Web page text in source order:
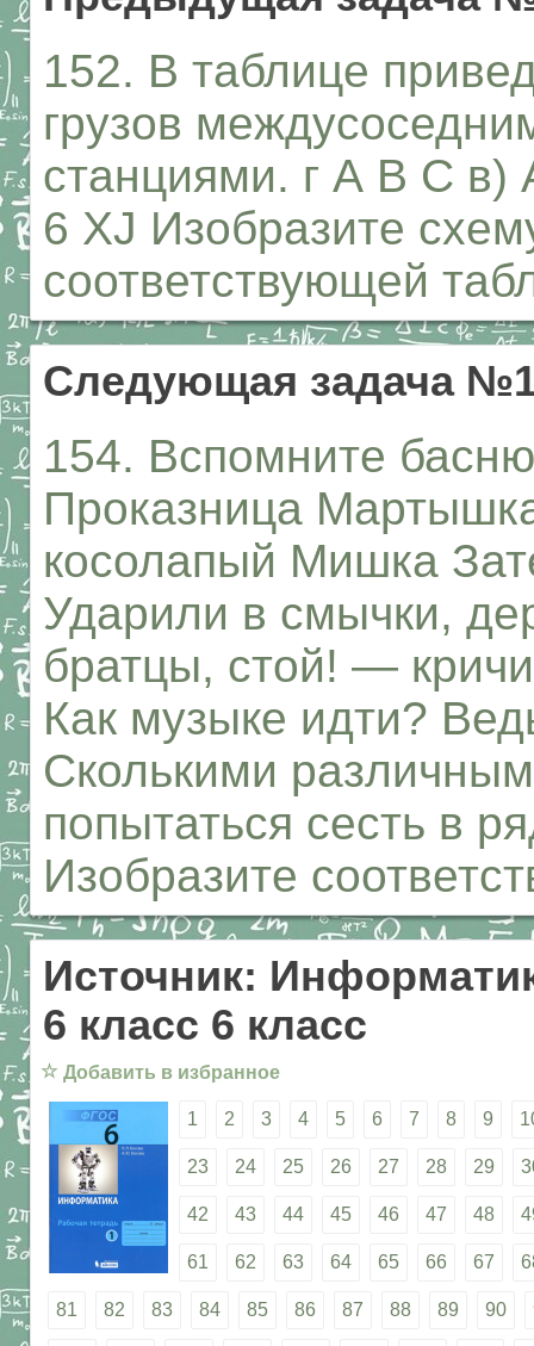
152. В таблице
грузов
станциями. г А В С в)
6 XJ Изобразите
соответствующей
Следующая задача
154. Вспомните
Проказница
косолапый Мишка
Ударили в смычки,
братцы, стой! —
Как музыке идти?
Сколькими
попытаться сесть в
Изобразите
Источник:
6 класс 6 класс
☆ Добавить в избранное
1 2 3 4 5 6 7 8 9
23 24 25 26 27 28 29
42 43 44 45 46 47 48
61 62 63 64 65 66 67
81 82 83 84 85 86 87 88 89 90